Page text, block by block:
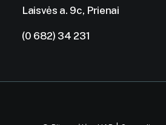
Laisvės a. 9c, Prienai
(0 682) 34 231